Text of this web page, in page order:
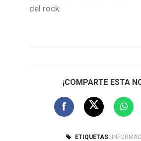
del rock.
¡COMPARTE ESTA
ETIQUETAS: